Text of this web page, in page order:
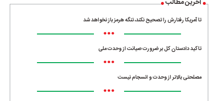
تا آمریکا رفتارش را تصحیح نکند، تنگه هرمز باز نخواهد شد
•••
تاکید دادستان کل بر ضرورت صیانت از وحدت ملی
•••
مصلحتی بالاتر از وحدت و انسجام نیست
•••